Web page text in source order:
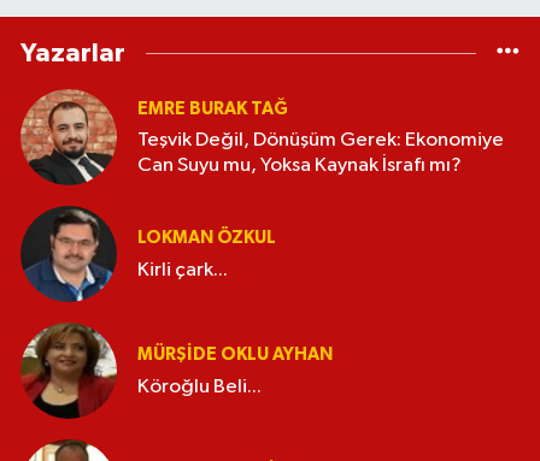
Yazarlar
EMRE BURAK TAĞ
Teşvik Değil, Dönüşüm Gerek: Ekonomiye
Can Suyu mu, Yoksa Kaynak İsrafı mı?
LOKMAN ÖZKUL
Kirli çark...
MÜRŞIDE OKLU AYHAN
Köroğlu Beli...